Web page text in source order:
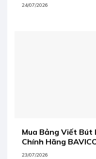
24/07/2026
Mua Bảng Viết Bút
Chính Hãng
23/07/2026